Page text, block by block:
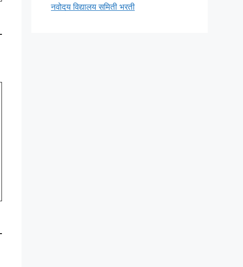
नवोदय विद्यालय समिती भरती